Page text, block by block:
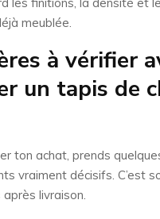
meublée.
à vérifier
un tapis de
ton achat, prends
vraiment décisifs. C’est
livraison.